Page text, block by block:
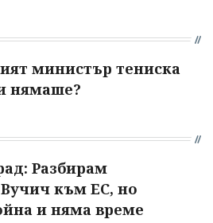
министър тениска
нямаше?
Разбирам
към ЕС, но
и няма време